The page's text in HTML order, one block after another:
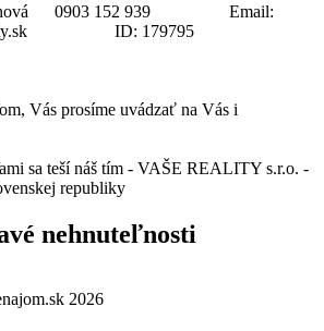
0903 152 939 Email:
ID: 179795
Vás prosíme uvádzať na Vás i
sa teší náš tím - VAŠE REALITY s.r.o. -
republiky
nehnuteľnosti
2026